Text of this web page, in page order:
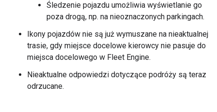
Śledzenie pojazdu umożliwia wyświetlanie go
poza drogą, np. na nieoznaczonych parkingach.
Ikony pojazdów nie są już wymuszane na nieaktualnej
trasie, gdy miejsce docelowe kierowcy nie pasuje do
miejsca docelowego w Fleet Engine.
Nieaktualne odpowiedzi dotyczące podróży są teraz
odrzucane.